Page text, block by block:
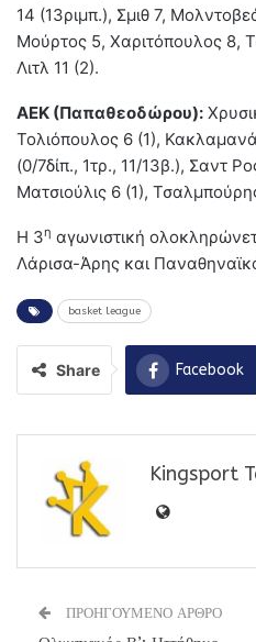
14 (13ριμπ.), Σμιθ 7,
Μούρτος 5, Χαριτόπουλος 8,
Λιτλ 11 (2).
ΑΕΚ (Παπαθεοδώρου):
Τολιόπουλος 6 (1),
(0/7δίπ., 1τρ., 11/13β.), Σαντ
Ματσιούλις 6 (1),
Η 3η αγωνιστική
Λάρισα-Άρης και
basket league
Share Facebook
Kingsport
ΠΡΟΗΓΟΥΜΕΝΟ ΑΡΘΡΟ